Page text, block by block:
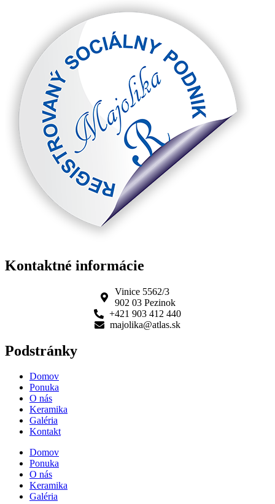
Kontaktné informácie
Vinice 5562/3
902 03 Pezinok
+421 903 412 440
majolika@atlas.sk
Podstránky
Domov
Ponuka
O nás
Keramika
Galéria
Kontakt
Domov
Ponuka
O nás
Keramika
Galéria